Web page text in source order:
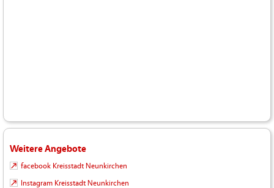
Weitere Angebote
facebook Kreisstadt Neunkirchen
Instagram Kreisstadt Neunkirchen